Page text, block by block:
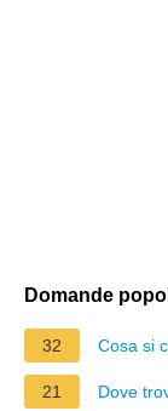
Domande
32 Cosa si
21 Dove